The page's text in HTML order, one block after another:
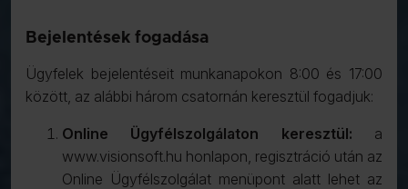
Bejelentések fogadása
Ügyfelek bejelentéseit munkanapokon 8:00 és 17:00
között, az alábbi három csatornán keresztül fogadjuk:
Online Ügyfélszolgálaton keresztül: a
www.visionsoft.hu honlapon, regisztráció után az
Online Ügyfélszolgálat menüpont alatt lehet az